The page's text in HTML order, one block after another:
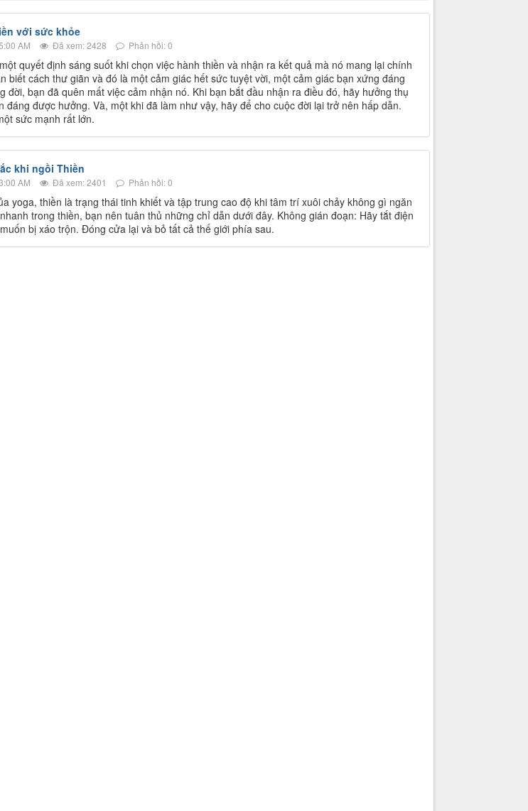
với sức khỏe
AM Đã xem: 2428 Phản hồi: 0
quyết định sáng suốt khi chọn việc hành thiền và nhận ra kết quả mà nó mang lại chính
biết cách thư giãn và đó là một cảm giác hết sức tuyệt vời, một cảm giác bạn xứng đáng
đời, bạn đã quên mất việc cảm nhận nó. Khi bạn bắt đầu nhận ra điều đó, hãy hưởng thụ
đáng được hưởng. Và, một khi đã làm như vậy, hãy để cho cuộc đời lại trở nên hấp dẫn.
sức mạnh rất lớn.
khi ngồi Thiền
AM Đã xem: 2401 Phản hồi: 0
yoga, thiền là trạng thái tinh khiết và tập trung cao độ khi tâm trí xuôi chảy không gì ngăn
trong thiền, bạn nên tuân thủ những chỉ dẫn dưới đây. Không gián đoạn: Hãy tắt điện
bị xáo trộn. Đóng cửa lại và bỏ tất cả thế giới phía sau.